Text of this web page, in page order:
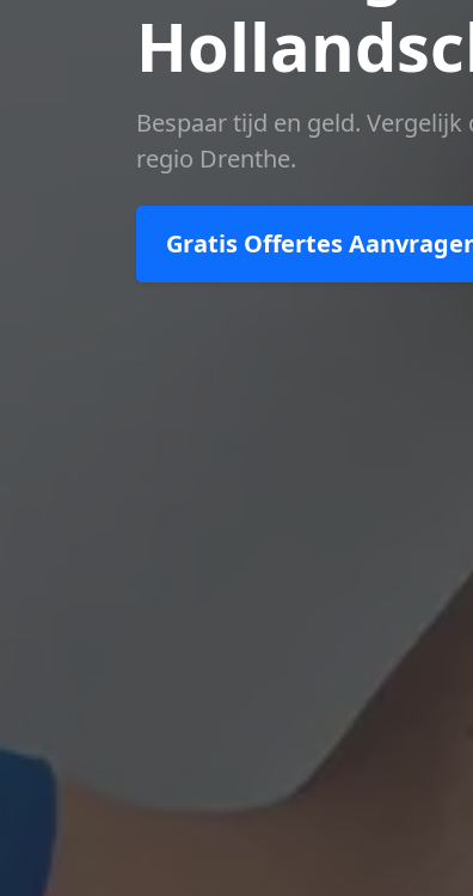
Bespaar tijd en geld.
regio Drenthe.
Gratis Offertes